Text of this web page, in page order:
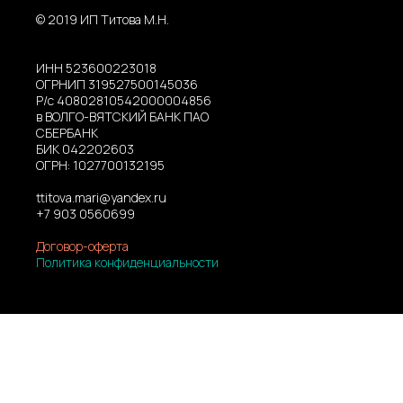
© 2019 ИП Титова М.Н.
ИНН 523600223018
ОГРНИП 319527500145036
Р/с 40802810542000004856
в ВОЛГО-ВЯТСКИЙ БАНК ПАО
СБЕРБАНК
БИК 042202603
ОГРН: 1027700132195
ttitova.mari@yandex.ru
+7 903 0560699
Договор-оферта
Политика конфиденциальности